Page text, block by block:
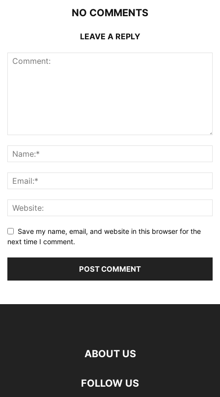
NO COMMENTS
LEAVE A REPLY
Save my name, email, and website in this browser for the
next time I comment.
ABOUT US
FOLLOW US